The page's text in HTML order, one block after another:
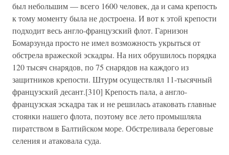
был небольшим — всего 1600 человек, да и сама крепость
к тому моменту была не достроена. И вот к этой крепости
подходит весь англо-французский флот. Гарнизон
Бомарзунда просто не имел возможность укрыться от
обстрела вражеской эскадры. На них обрушилось порядка
120 тысяч снарядов, по 75 снарядов на каждого из
защитников крепости. Штурм осуществлял 11-тысячный
французский десант.[310] Крепость пала, а англо-
французская эскадра так и не решилась атаковать главные
стоянки нашего флота, поэтому все лето промышляла
пиратством в Балтийском море. Обстреливала береговые
селения и атаковала суда.